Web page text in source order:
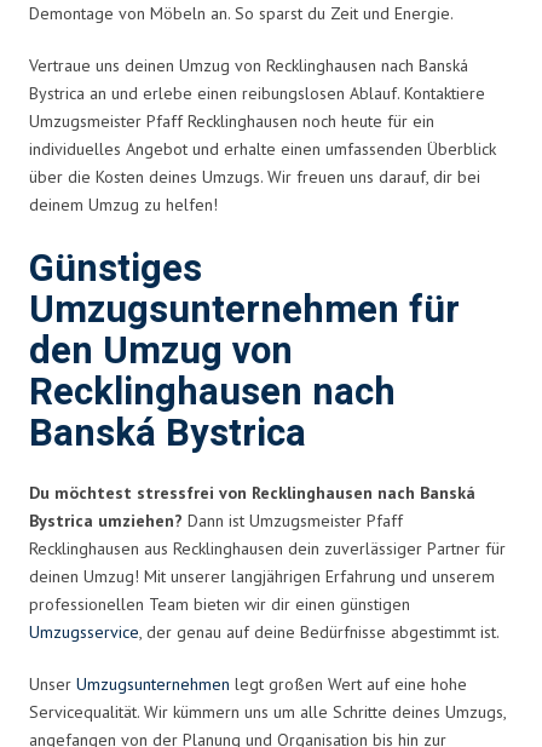
Demontage von Möbeln an. So sparst du Zeit und Energie.
Vertraue uns deinen Umzug von Recklinghausen nach Banská
Bystrica an und erlebe einen reibungslosen Ablauf. Kontaktiere
Umzugsmeister Pfaff Recklinghausen noch heute für ein
individuelles Angebot und erhalte einen umfassenden Überblick
über die Kosten deines Umzugs. Wir freuen uns darauf, dir bei
deinem Umzug zu helfen!
Günstiges
Umzugsunternehmen für
den Umzug von
Recklinghausen nach
Banská Bystrica
Du möchtest stressfrei von Recklinghausen nach Banská
Bystrica umziehen? Dann ist Umzugsmeister Pfaff
Recklinghausen aus Recklinghausen dein zuverlässiger Partner für
deinen Umzug! Mit unserer langjährigen Erfahrung und unserem
professionellen Team bieten wir dir einen günstigen
Umzugsservice, der genau auf deine Bedürfnisse abgestimmt ist.
Unser Umzugsunternehmen legt großen Wert auf eine hohe
Servicequalität. Wir kümmern uns um alle Schritte deines Umzugs,
angefangen von der Planung und Organisation bis hin zur